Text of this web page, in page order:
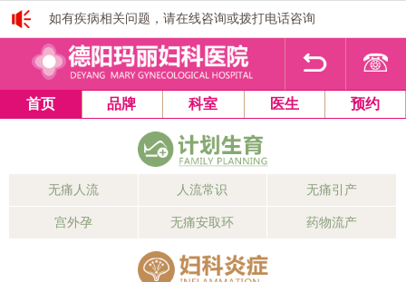
如有疾病相关问题，请在线咨询或拨打电话咨询
1 2 3 4
首页 品牌 科室 医生 预约
无痛人流 人流常识 无痛引产
宫外孕 无痛安取环 药物流产